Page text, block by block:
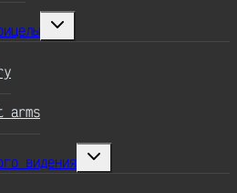
Переключить
arms
видения
Переключить